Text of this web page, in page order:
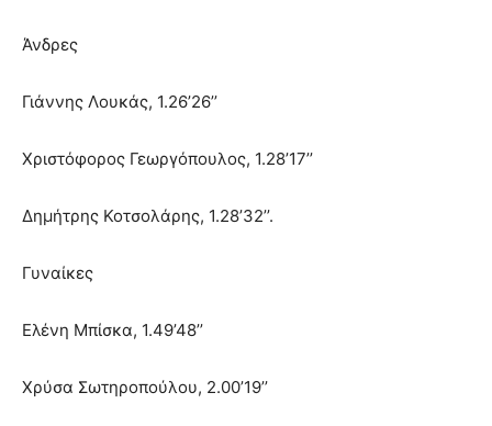
Άνδρες
Γιάννης Λουκάς, 1.26’26’’
Χριστόφορος Γεωργόπουλος, 1.28’17’’
Δημήτρης Κοτσολάρης, 1.28’32’’.
Γυναίκες
Ελένη Μπίσκα, 1.49’48’’
Χρύσα Σωτηροπούλου, 2.00’19’’